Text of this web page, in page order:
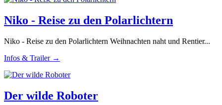
Niko - Reise zu den Polarlichtern
Niko - Reise zu den Polarlichtern Weihnachten naht und Rentier...
Infos & Trailer →
Der wilde Roboter